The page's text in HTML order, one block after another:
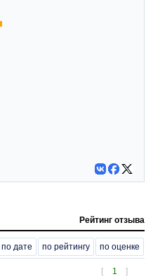
Рейтинг отзыва
по дате по рейтингу по оценке
[ 1 ]